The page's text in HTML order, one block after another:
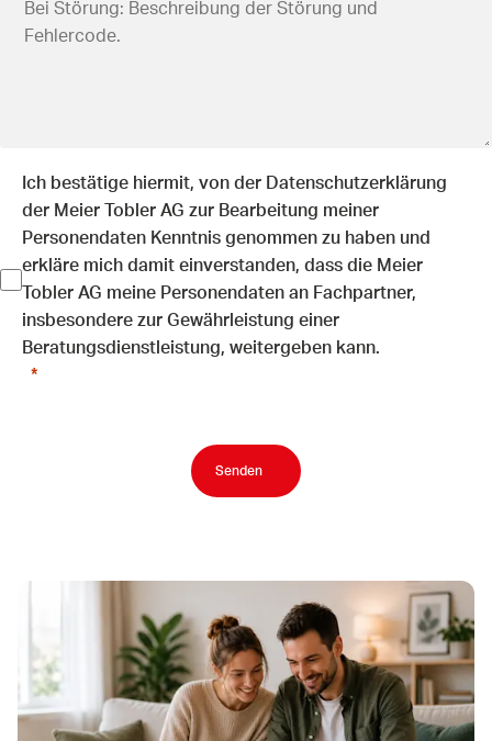
Ich bestätige hiermit, von der
Datenschutzerklärung
der Meier Tobler AG zur Bearbeitung meiner
Personendaten Kenntnis genommen zu haben und
erkläre mich damit einverstanden, dass die Meier
Tobler AG meine Personendaten an Fachpartner,
insbesondere zur Gewährleistung einer
Beratungsdienstleistung, weitergeben kann.
Senden